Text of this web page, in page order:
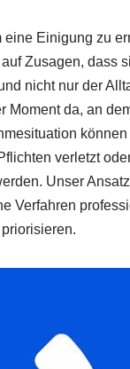
Einigung zu
Zusagen, dass
nicht nur der
Moment da, an
verletzt
Unser
Verfahren